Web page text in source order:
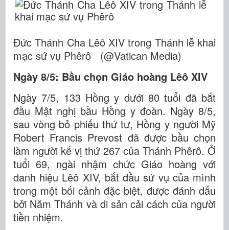
Đức Thánh Cha Lêô XIV trong Thánh lễ khai
mạc sứ vụ Phêrô (@Vatican Media)
Ngày 8/5: Bầu chọn Giáo hoàng Lêô XIV
Ngày 7/5, 133 Hồng y dưới 80 tuổi đã bắt
đầu Mật nghị bầu Hồng y đoàn. Ngày 8/5,
sau vòng bỏ phiếu thứ tư, Hồng y người Mỹ
Robert Francis Prevost đã được bầu chọn
làm người kế vị thứ 267 của Thánh Phêrô. Ở
tuổi 69, ngài nhậm chức Giáo hoàng với
danh hiệu Lêô XIV, bắt đầu sứ vụ của mình
trong một bối cảnh đặc biệt, được đánh dấu
bởi Năm Thánh và di sản cải cách của người
tiền nhiệm.